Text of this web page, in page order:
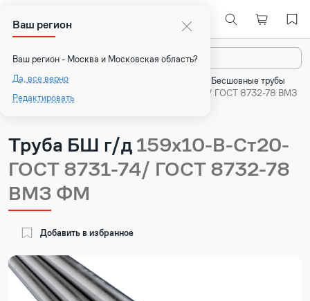
Ваш регион
Ваш регион - Москва и Московская область?
Да, все верно
Редактировать
Назад
Главная
Каталог
Бесшовные трубы
Труба БШ г/д 159х10-В-Ст20- ГОСТ 8731-74/ ГОСТ 8732-78 ВМЗ
ФМ
Труба БШ г/д 159х10-В-Ст20-
ГОСТ 8731-74/ ГОСТ 8732-78
ВМЗ ФМ
Добавить в избранное